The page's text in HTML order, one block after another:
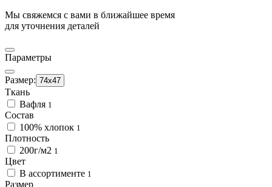
Мы свяжемся с вами в ближайшее время
для уточнения деталей
Параметры
Размер: 74х47
Ткань
Вафля 1
Состав
100% хлопок 1
Плотность
200г/м2 1
Цвет
В ассортименте 1
Размер